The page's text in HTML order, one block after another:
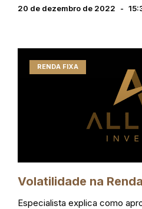
20 de dezembro de 2022
RENDA FIXA
Volatilidade na
Especialista explica como